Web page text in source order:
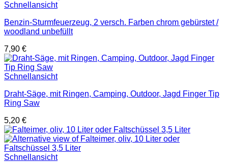
Schnellansicht
Benzin-Sturmfeuerzeug, 2 versch. Farben chrom gebürstet /
woodland unbefüllt
7,90 €
Schnellansicht
Draht-Säge, mit Ringen, Camping, Outdoor, Jagd Finger Tip
Ring Saw
5,20 €
Schnellansicht